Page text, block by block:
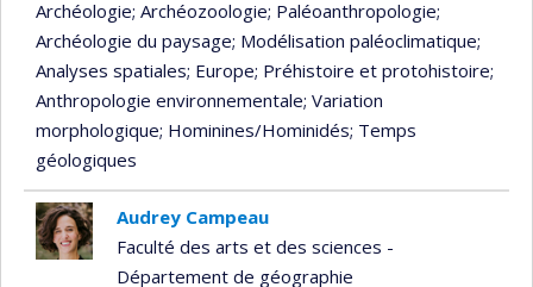
Archéologie; Archéozoologie; Paléoanthropologie;
Archéologie du paysage; Modélisation paléoclimatique;
Analyses spatiales; Europe; Préhistoire et protohistoire;
Anthropologie environnementale; Variation
morphologique; Hominines/Hominidés; Temps
géologiques
Audrey Campeau
Faculté des arts et des sciences -
Département de géographie